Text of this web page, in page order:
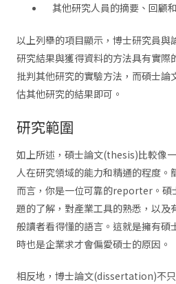
其他研究人員的摘要、回顧
以上列舉的項目顯示，博士研究員與
研究結果與獲得資料的方法具有實際
批判其他研究的實驗方法，而碩士論
估其他研究的結果即可。
研究範圍
如上所述，碩士論文(thesis)比較像
人在研究領域的能力和精通的程度。
而言，你是一位可靠的reporter。碩
題的了解，對產業工具的熟悉，以及
般讀者看得懂的語言。這就是擁有碩
時也是企業求才會偏愛碩士的原因。
相反地，博士論文(dissertation)不